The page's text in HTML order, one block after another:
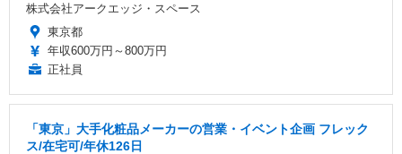
株式会社アークエッジ・スペース
東京都
年収600万円～800万円
正社員
「東京」大手化粧品メーカーの営業・イベント企画 フレック
ス/在宅可/年休126日